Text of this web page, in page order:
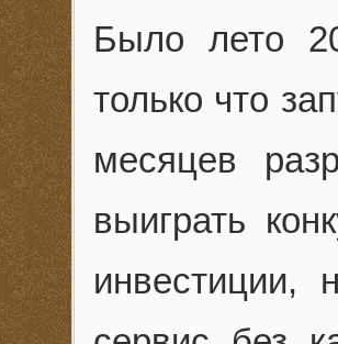
Было лето
только что
месяцев
выиграть
инвестиции,